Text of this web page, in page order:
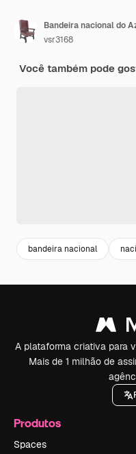
vsr3168
Você também pode
bandeira nacional
A plataforma criativa para
Mais de 1 milhão de
Produtos
Spaces